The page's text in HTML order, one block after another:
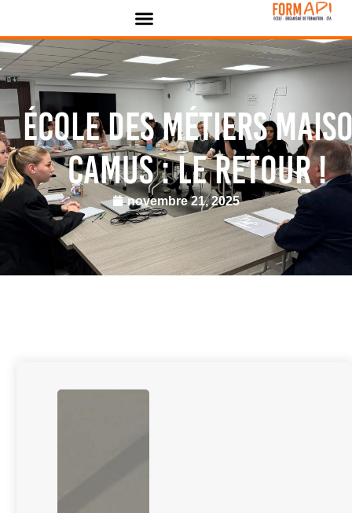
École des métiers
Camus : le retour !
novembre 21, 2025
Panneau de gestion des cookies